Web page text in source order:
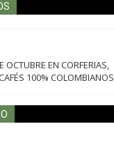
OCTUBRE EN CORFERIAS,
100% COLOMBIANOS